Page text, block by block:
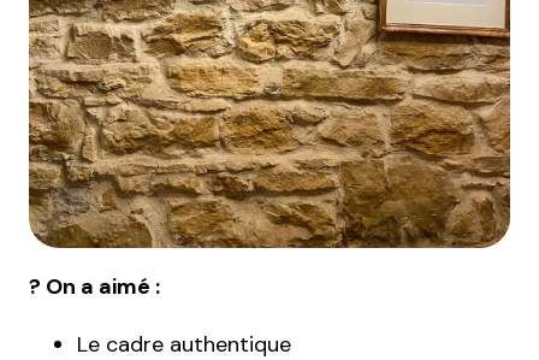
? On a aimé :
Le cadre authentique